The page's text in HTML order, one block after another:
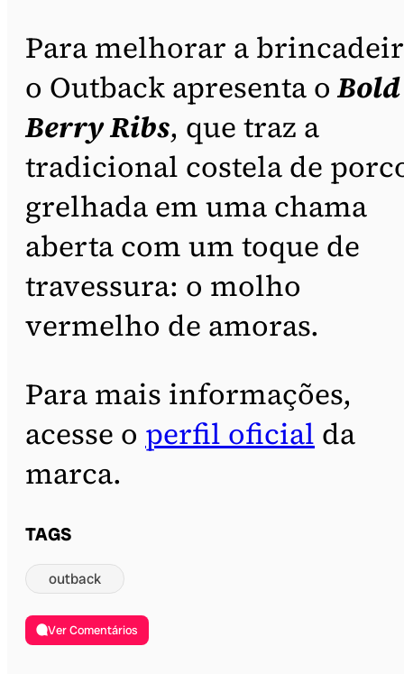
Para melhorar a
o Outback apresenta oBold
Berry Ribs, que traz a
tradicional costela de
grelhada em uma chama
aberta com um toque de
travessura: o molho
vermelho de amoras.
Para mais informações,
acesse o perfil oficial da
marca.
TAGS
outback
Ver Comentários